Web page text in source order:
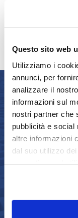
Questo sito web
Utilizziamo i
annunci, per
analizzare il
informazioni sul
nostri partner che
pubblicità e social
altre informazioni
dal suo utilizzo
SIAMO